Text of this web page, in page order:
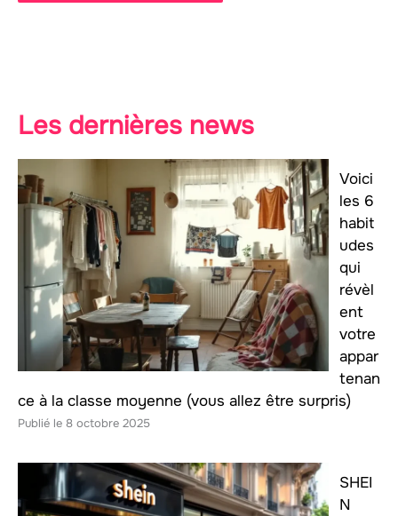
Les dernières news
Voici
les 6
habit
udes
qui
révèl
ent
votre
appar
tenan
ce à la classe moyenne (vous allez être surpris)
8 octobre 2025
SHEI
N